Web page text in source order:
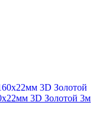
3D Золотой 3м